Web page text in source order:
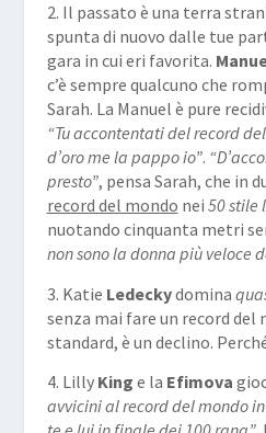
2. Il passato è una terra
spunta di nuovo dalle tue
gara in cui eri favorita.
c’è sempre qualcuno che
Sarah. La Manuel è pure
“Tu accontentati del record
d’oro me la pappo io”.
presto”, pensa Sarah, che in
record del mondo nei 50 stile
nuotando cinquanta metri
non sono la donna più veloce
3. Katie Ledeckydomina
senza mai fare un record del
standard, è un declino.
4. Lilly King e la Efimova
avvicini al record del mondo